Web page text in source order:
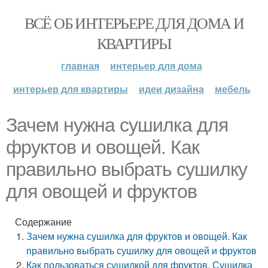
ВСЁ ОБ ИНТЕРЬЕРЕ ДЛЯ ДОМА И
КВАРТИРЫ
главная
интерьер для дома
интерьер для квартиры
идеи дизайна мебель
Зачем нужна сушилка для
фруктов и овощей. Как
правильно выбрать сушилку
для овощей и фруктов
Содержание
Зачем нужна сушилка для фруктов и овощей. Как
правильно выбрать сушилку для овощей и фруктов
Как пользоваться сушилкой для фруктов. Сушилка